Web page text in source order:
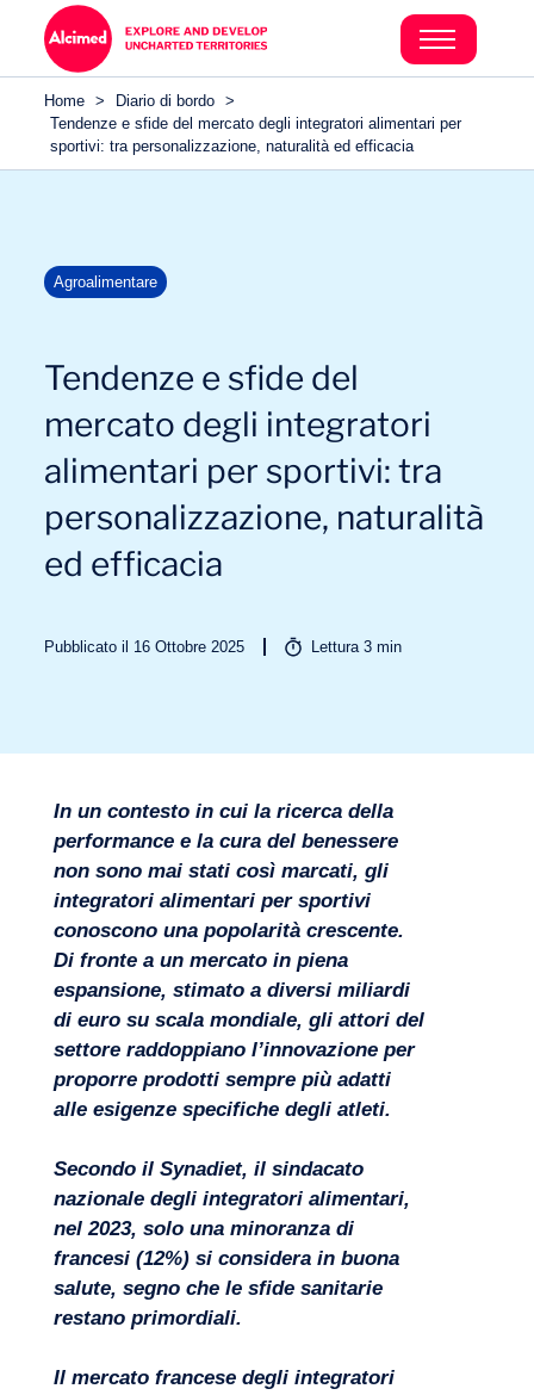
Progetti
Home > Diario di bordo >
Tendenze e sfide del mercato degli integratori alimentari per
sportivi: tra personalizzazione, naturalità ed efficacia
Agroalimentare
Tendenze e sfide del
mercato degli integratori
alimentari per sportivi: tra
personalizzazione, naturalità
ed efficacia
Pubblicato il 16 Ottobre 2025 Lettura3 min
In un contesto in cui la ricerca della
performance e la cura del benessere
non sono mai stati così marcati, gli
integratori alimentari per sportivi
conoscono una popolarità crescente.
Di fronte a un mercato in piena
espansione, stimato a diversi miliardi
di euro su scala mondiale, gli attori del
settore raddoppiano l’innovazione per
proporre prodotti sempre più adatti
alle esigenze specifiche degli atleti.
Secondo il Synadiet, il sindacato
nazionale degli integratori alimentari,
nel 2023, solo una minoranza di
francesi (12%) si considera in buona
salute, segno che le sfide sanitarie
restano primordiali.
Il mercato francese degli integratori